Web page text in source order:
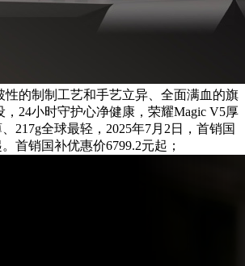
性的制制工艺和手艺立异、全面满血的旗
24小时守护心净健康，荣耀Magic V5厚
217g全球最轻，2025年7月2日，首销国
首销国补优惠价6799.2元起；